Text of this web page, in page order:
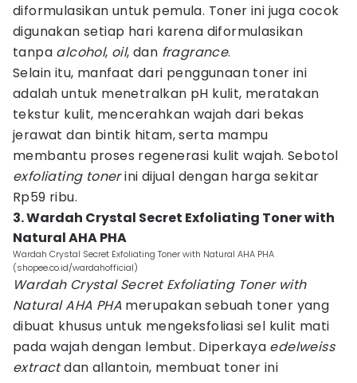
diformulasikan untuk pemula. Toner ini juga cocok
digunakan setiap hari karena diformulasikan
tanpa alcohol, oil, dan fragrance.
Selain itu, manfaat dari penggunaan toner ini
adalah untuk menetralkan pH kulit, meratakan
tekstur kulit, mencerahkan wajah dari bekas
jerawat dan bintik hitam, serta mampu
membantu proses regenerasi kulit wajah. Sebotol
exfoliating tonerini dijual dengan harga sekitar
Rp59 ribu.
3. Wardah Crystal Secret Exfoliating Toner with
Natural AHA PHA
Wardah Crystal Secret Exfoliating Toner with Natural AHA PHA
(shopee.co.id/wardahofficial)
Wardah Crystal Secret Exfoliating Toner with
Natural AHA PHA merupakan sebuah toner yang
dibuat khusus untuk mengeksfoliasi sel kulit mati
pada wajah dengan lembut. Diperkaya edelweiss
extractdan allantoin, membuat toner ini